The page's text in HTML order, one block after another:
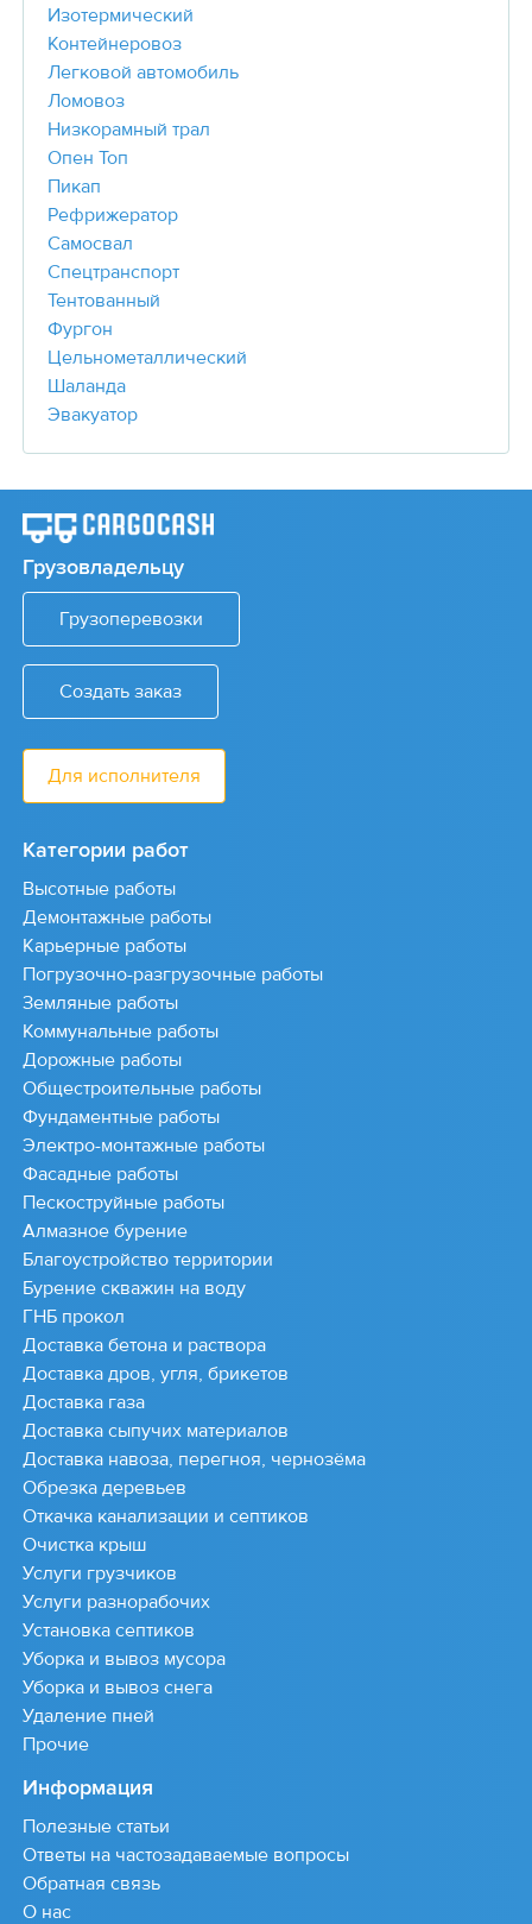
Изотермический
Контейнеровоз
Легковой автомобиль
Ломовоз
Низкорамный трал
Опен Топ
Пикап
Рефрижератор
Самосвал
Спецтранспорт
Тентованный
Фургон
Цельнометаллический
Шаланда
Эвакуатор
Грузовладельцу
Грузоперевозки
Создать заказ
Для исполнителя
Категории работ
Высотные работы
Демонтажные работы
Карьерные работы
Погрузочно-разгрузочные работы
Земляные работы
Коммунальные работы
Дорожные работы
Общестроительные работы
Фундаментные работы
Электро-монтажные работы
Фасадные работы
Пескоструйные работы
Алмазное бурение
Благоустройство территории
Бурение скважин на воду
ГНБ прокол
Доставка бетона и раствора
Доставка дров, угля, брикетов
Доставка газа
Доставка сыпучих материалов
Доставка навоза, перегноя, чернозёма
Обрезка деревьев
Откачка канализации и септиков
Очистка крыш
Услуги грузчиков
Услуги разнорабочих
Установка септиков
Уборка и вывоз мусора
Уборка и вывоз снега
Удаление пней
Прочие
Информация
Полезные статьи
Ответы на частозадаваемые вопросы
Обратная связь
О нас